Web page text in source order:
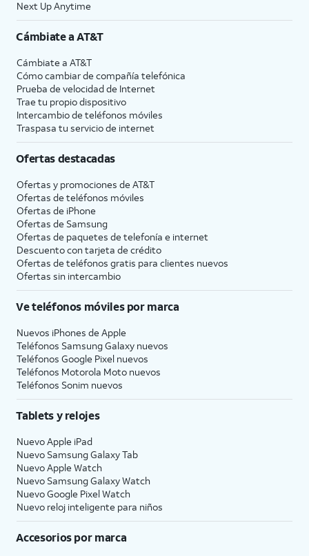
Next Up Anytime
Cámbiate aAT&T
Cámbiate a AT&T
Cómo cambiar de compañía telefónica
Prueba de velocidad de Internet
Trae tu propio dispositivo
Intercambio de teléfonos móviles
Traspasa tu servicio de internet
Ofertas destacadas
Ofertas y promociones de AT&T
Ofertas de teléfonos móviles
Ofertas de iPhone
Ofertas de Samsung
Ofertas de paquetes de telefonía e internet
Descuento con tarjeta de crédito
Ofertas de teléfonos gratis para clientes nuevos
Ofertas sin intercambio
Ve teléfonos móviles por marca
Nuevos iPhones de Apple
Teléfonos Samsung Galaxy nuevos
Teléfonos Google Pixel nuevos
Teléfonos Motorola Moto nuevos
Teléfonos Sonim nuevos
Tablets y relojes
Nuevo Apple iPad
Nuevo Samsung Galaxy Tab
Nuevo Apple Watch
Nuevo Samsung Galaxy Watch
Nuevo Google Pixel Watch
Nuevo reloj inteligente para niños
Accesorios por marca